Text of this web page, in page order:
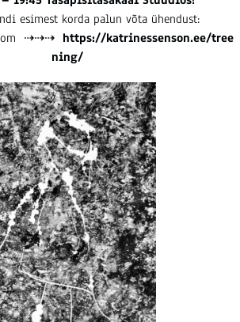
esimest korda palun võta ühendust:
⇢⇢⇢ https://katrinessenson.ee/tree
ning/